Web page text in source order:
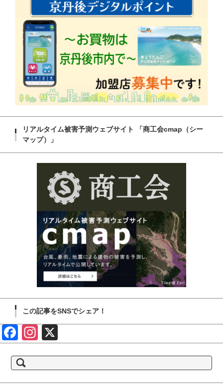
リアルタイム被害予測ウェブサイト 「商工会cmap（シー
マップ）」
この記事をSNSでシェア！
Face Insta
索: